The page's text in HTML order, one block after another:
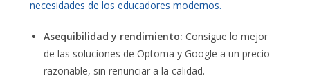
necesidades de los educadores modernos.
Asequibilidad y rendimiento: Consigue lo mejor
de las soluciones de Optoma y Google a un precio
razonable, sin renunciar a la calidad.